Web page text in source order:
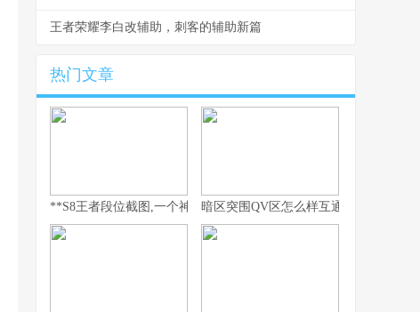
王者荣耀李白改辅助，刺客的辅助新篇
热门文章
**S8王者段位截图,一个神话的永恒见证**
暗区突围QV区怎么样互通